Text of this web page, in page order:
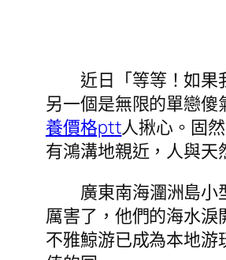
近日「等等！如果
另一個是無限的單戀
養價格ptt人揪心。固
有鴻溝地親近，人與
廣東南海潿洲島
厲害了，他們的海水
不雅鯨游已成為本地